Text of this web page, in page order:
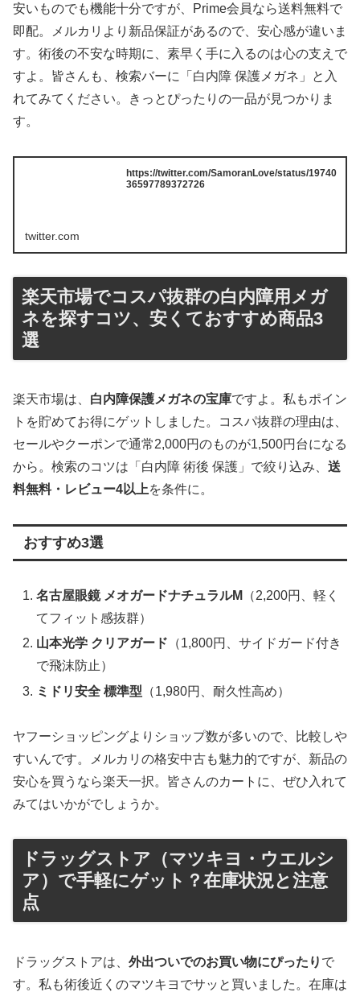
安いものでも機能十分ですが、Prime会員なら送料無料で
即配。メルカリより新品保証があるので、安心感が違いま
す。術後の不安な時期に、素早く手に入るのは心の支えで
すよ。皆さんも、検索バーに「白内障 保護メガネ」と入
れてみてください。きっとぴったりの一品が見つかりま
す。
https://twitter.com/SamoranLove/status/19740
36597789372726
twitter.com
楽天市場でコスパ抜群の白内障用メガ
ネを探すコツ、安くておすすめ商品3
選
楽天市場は、 白内障保護メガネの宝庫ですよ。私もポイン
トを貯めてお得にゲットしました。コスパ抜群の理由は、
セールやクーポンで通常2,000円のものが1,500円台になる
から。検索のコツは「白内障 術後 保護」で絞り込み、 送
料無料・レビュー4以上を条件に。
おすすめ3選
名古屋眼鏡 メオガードナチュラルM
（2,200円、軽く
てフィット感抜群）
山本光学 クリアガード （1,800円、サイドガード付き
で飛沫防止）
ミドリ安全 標準型 （1,980円、耐久性高め）
ヤフーショッピングよりショップ数が多いので、比較しや
すいんです。メルカリの格安中古も魅力的ですが、新品の
安心を買うなら楽天一択。皆さんのカートに、ぜひ入れて
みてはいかがでしょうか。
ドラッグストア（マツキヨ・ウエルシ
ア）で手軽にゲット？在庫状況と注意
点
ドラッグストアは、 外出ついでのお買い物にぴったり で
す。私も術後近くのマツキヨでサッと買いました。在庫は